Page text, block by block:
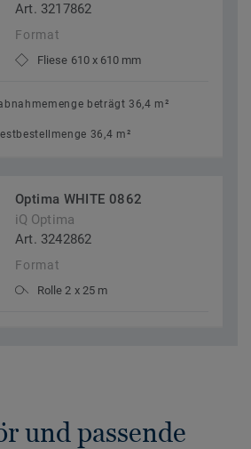
Art. 3217862
Format
Fliese 610 x 610 mm
beträgt 36,4 m²
36,4 m²
Optima WHITE 0862
iQ Optima
Art. 3242862
Format
Rolle 2 x 25 m
und passende